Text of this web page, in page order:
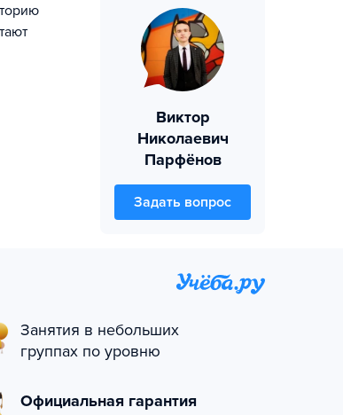
Виктор
Николаевич
Парфёнов
Задать вопрос
Занятия в небольших
группах по уровню
Официальная гарантия